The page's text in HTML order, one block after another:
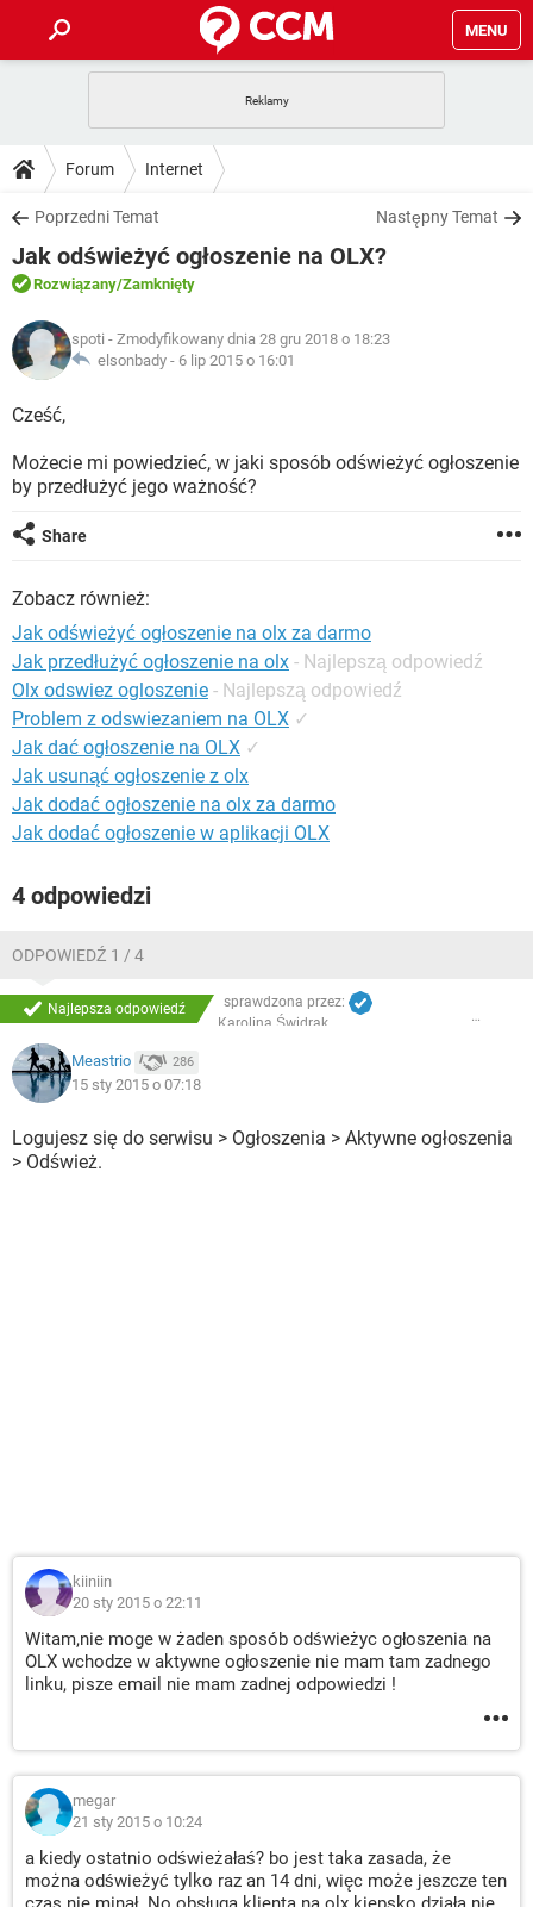
MENU
GRY
SPOTIFY
INSTAGRAM FACEBOOK
WINDOWS 10
PORADY
PlayStation
SPOTIFY
INSTAGRAM
WINDOWS 10
DO POBRANIA
ANDROID TIKTOK
GRY
IOS NETFLIX
INSTAGRAM
WINDOWS 10
FORUM
COVID-19
GRY WHATSAPP
WINDOWS 10
ARTYKUŁY
COVID-19
GRY
SPOTIFY NETFLIX
INSTAGRAM
WINDOWS 10
Forum Internet
Poprzedni Temat Następny Temat
Jak odświeżyć ogłoszenie na OLX?
Rozwiązany/Zamknięty
spoti - Zmodyfikowany dnia 28 gru 2018 o 18:23
elsonbady - 6 lip 2015 o 16:01
Cześć,
Możecie mi powiedzieć, w jaki sposób odświeżyć ogłoszenie
by przedłużyć jego ważność?
Share
Zobacz również:
Jak odświeżyć ogłoszenie na olx za darmo
Jak przedłużyć ogłoszenie na olx - Najlepszą odpowiedź
Olx odswiez ogloszenie - Najlepszą odpowiedź
Problem z odswiezaniem na OLX ✓
Jak dać ogłoszenie na OLX ✓
Jak usunąć ogłoszenie z olx
Jak dodać ogłoszenie na olx za darmo
Jak dodać ogłoszenie w aplikacji OLX
4 odpowiedzi
ODPOWIEDŹ 1 / 4
Najlepsza odpowiedź
sprawdzona przez:
Karolina Świdrak
Meastrio 286
15 sty 2015 o 07:18
Logujesz się do serwisu > Ogłoszenia > Aktywne ogłoszenia
> Odśwież.
kiiniin
20 sty 2015 o 22:11
Witam,nie moge w żaden sposób odświeżyc ogłoszenia na
OLX wchodze w aktywne ogłoszenie nie mam tam zadnego
linku, pisze email nie mam zadnej odpowiedzi !
megar
21 sty 2015 o 10:24
a kiedy ostatnio odświeżałaś? bo jest taka zasada, że
można odświeżyć tylko raz an 14 dni, więc może jeszcze ten